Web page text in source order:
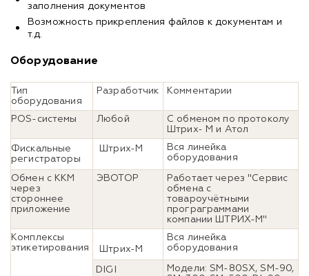
заполнения документов
Возможность прикрепления файлов к документам и
т.д.
Оборудование
Тип
оборудования
Разработчик Комментарии
POS-системы Любой
С обменом по протоколу
Штрих- М и Атол
Фискальные
регистраторы
Штрих-М
Вся линейка
оборудования
Обмен с ККМ
через
стороннее
приложение
ЭВОТОР
Работает через "Сервис
обмена с
товароучётными
програграммами
компании ШТРИХ-М"
Комплексы
этикетирования
Штрих-М
Вся линейка
оборудования
DIGI
Модели: SM-80SX, SM-90,